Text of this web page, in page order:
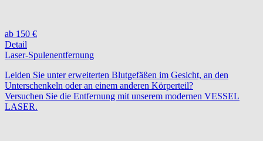
ab 150 €
Detail
Laser-Spulenentfernung
Leiden Sie unter erweiterten Blutgefäßen im Gesicht, an den
Unterschenkeln oder an einem anderen Körperteil?
Versuchen Sie die Entfernung mit unserem modernen VESSEL
LASER.